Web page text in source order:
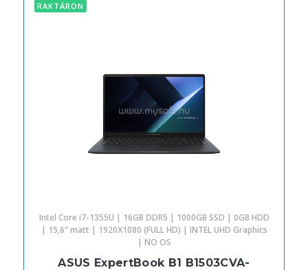
RAKTÁRON
Intel Core i7-1355U | 16GB DDR5 | 1000GB SSD | 0GB HDD
| 15,6" matt | 1920X1080 (FULL HD) | INTEL UHD Graphics
| NO OS
ASUS ExpertBook B1 B1503CVA-